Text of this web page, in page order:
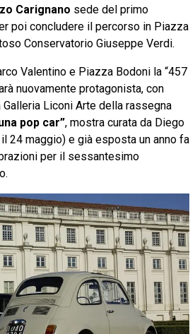
Carignano sede del primo
poi concludere il percorso in Piazza
Conservatorio Giuseppe Verdi.
Valentino e Piazza Bodoni la “457
nuovamente protagonista, con
Liconi Arte della rassegna
pop car”, mostra curata da Diego
24 maggio) e già esposta un anno fa
per il sessantesimo